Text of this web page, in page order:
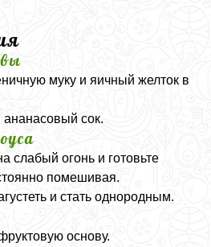
муку и яичный желток в
сок.
слабый огонь и готовьте
помешивая.
и стать однородным.
основу.